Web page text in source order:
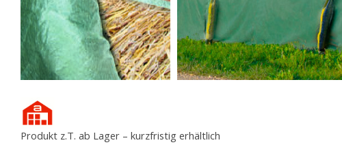
Produkt z.T. ab Lager – kurzfristig erhältlich